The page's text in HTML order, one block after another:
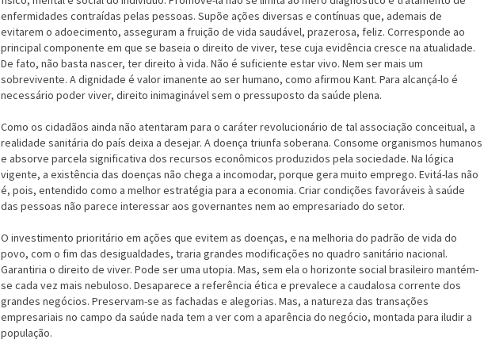
enfermidades contraídas pelas pessoas. Supõe ações diversas e contínuas que, ademais de
evitarem o adoecimento, asseguram a fruição de vida saudável, prazerosa, feliz. Corresponde ao
principal componente em que se baseia o direito de viver, tese cuja evidência cresce na atualidade.
De fato, não basta nascer, ter direito à vida. Não é suficiente estar vivo. Nem ser mais um
sobrevivente. A dignidade é valor imanente ao ser humano, como afirmou Kant. Para alcançá-lo é
necessário poder viver, direito inimaginável sem o pressuposto da saúde plena.
Como os cidadãos ainda não atentaram para o caráter revolucionário de tal associação conceitual, a
realidade sanitária do país deixa a desejar. A doença triunfa soberana. Consome organismos humanos
e absorve parcela significativa dos recursos econômicos produzidos pela sociedade. Na lógica
vigente, a existência das doenças não chega a incomodar, porque gera muito emprego. Evitá-las não
é, pois, entendido como a melhor estratégia para a economia. Criar condições favoráveis à saúde
das pessoas não parece interessar aos governantes nem ao empresariado do setor.
O investimento prioritário em ações que evitem as doenças, e na melhoria do padrão de vida do
povo, com o fim das desigualdades, traria grandes modificações no quadro sanitário nacional.
Garantiria o direito de viver. Pode ser uma utopia. Mas, sem ela o horizonte social brasileiro mantém-
se cada vez mais nebuloso. Desaparece a referência ética e prevalece a caudalosa corrente dos
grandes negócios. Preservam-se as fachadas e alegorias. Mas, a natureza das transações
empresariais no campo da saúde nada tem a ver com a aparência do negócio, montada para iludir a
população.